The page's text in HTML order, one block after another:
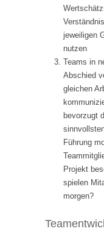
jeweiligen
nutzen
Teams in
Abschied
gleichen
bevorzugt
Führung
Projekt
spielen
morgen?